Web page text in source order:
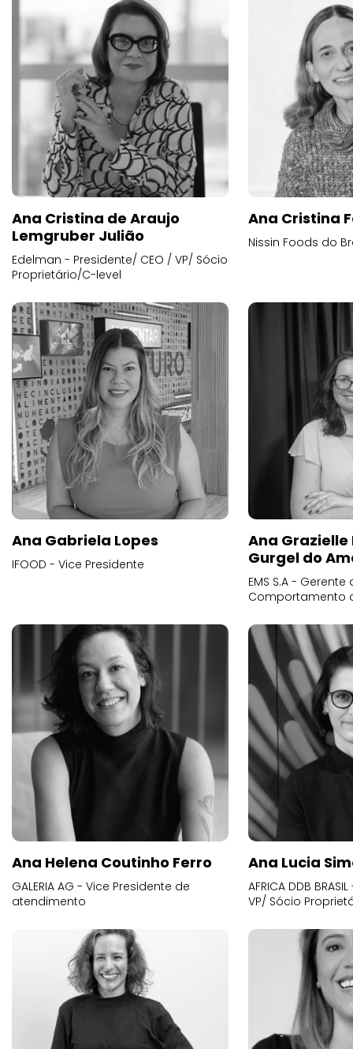
Ana Cristina de Araujo
Lemgruber Julião
Edelman - Presidente/ CEO / VP/ Sócio
Proprietário/C-level
Ana Cristina
Nissin Foods do
Ana Gabriela Lopes
IFOOD - Vice Presidente
Ana
Gurgel do
EMS S.A -
Comportamento
Ana Helena Coutinho Ferro
GALERIA AG - Vice Presidente de
atendimento
Ana Lucia
AFRICA DDB
VP/ Sócio